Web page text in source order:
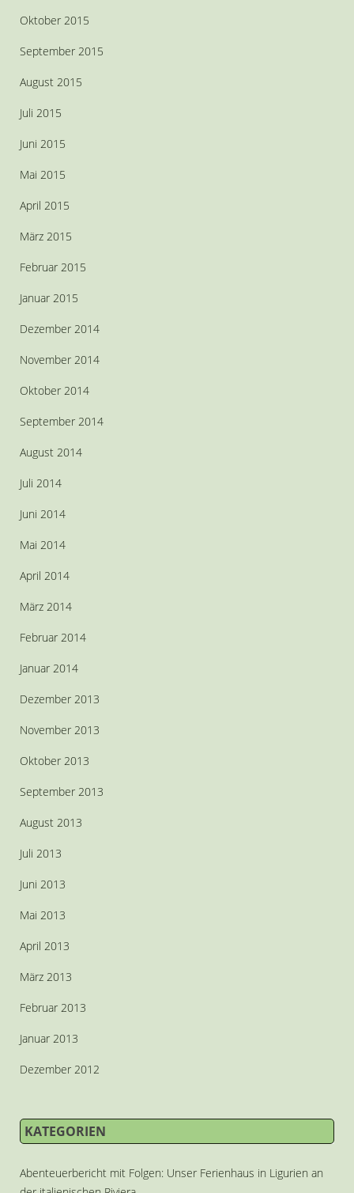
Oktober 2015
September 2015
August 2015
Juli 2015
Juni 2015
Mai 2015
April 2015
März 2015
Februar 2015
Januar 2015
Dezember 2014
November 2014
Oktober 2014
September 2014
August 2014
Juli 2014
Juni 2014
Mai 2014
April 2014
März 2014
Februar 2014
Januar 2014
Dezember 2013
November 2013
Oktober 2013
September 2013
August 2013
Juli 2013
Juni 2013
Mai 2013
April 2013
März 2013
Februar 2013
Januar 2013
Dezember 2012
KATEGORIEN
Abenteuerbericht mit Folgen: Unser Ferienhaus in Ligurien an